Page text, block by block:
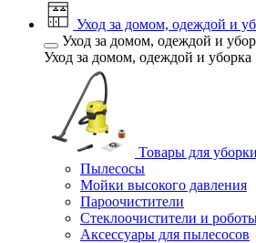
Уход за домом, одеждой и
Уход за домом, одеждой и
Уход за домом, одеждой и уборка
Товары для
Пылесосы
Мойки высокого давления
Пароочистители
Стеклоочистители и
Аксессуары для пылесосов